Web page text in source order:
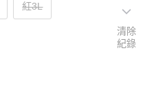
紅3L
清除
紀錄